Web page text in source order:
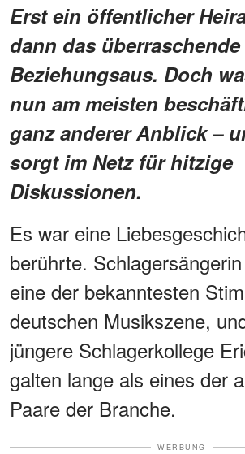
Erst ein öffentlicher
dann das überraschende
Beziehungsaus. Doch
nun am meisten
ganz anderer Anblick –
sorgt im Netz für hitzige
Diskussionen.
Es war eine
berührte.
eine der bekanntesten
deutschen Musikszene,
jüngere Schlagerkollege
galten lange als eines der
Paare der Branche.
WERBUNG